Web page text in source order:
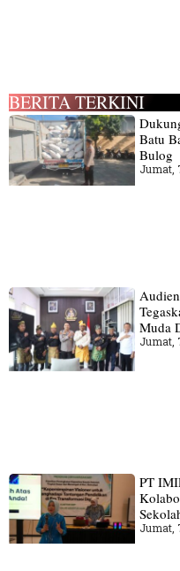
BERITA TERKINI
Batu
Bulog
Jumat,
Muda
Jumat,
PT
Jumat,